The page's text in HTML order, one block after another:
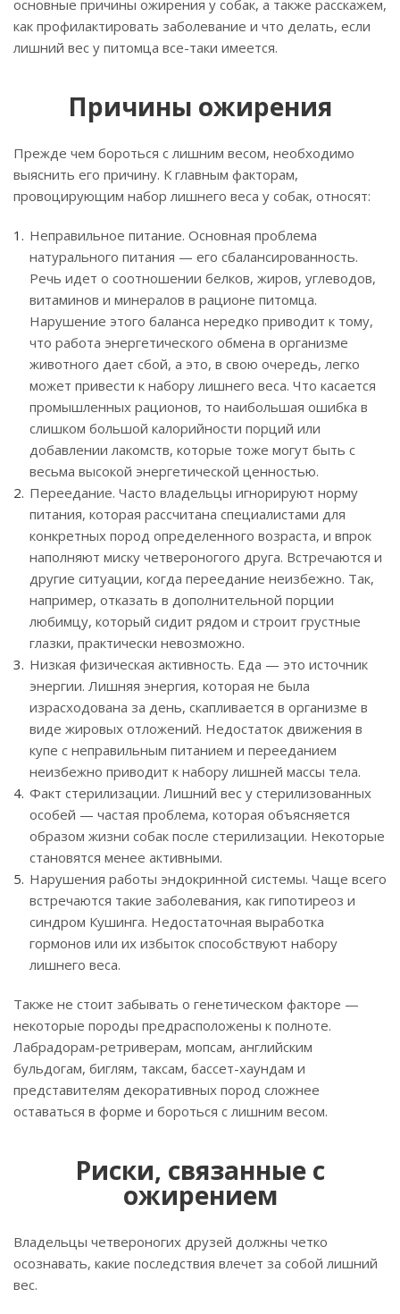
основные причины ожирения у собак, а также расскажем,
как профилактировать заболевание и что делать, если
лишний вес у питомца все-таки имеется.
Причины ожирения
Прежде чем бороться с лишним весом, необходимо
выяснить его причину. К главным факторам,
провоцирующим набор лишнего веса у собак, относят:
Неправильное питание. Основная проблема
натурального питания — его сбалансированность.
Речь идет о соотношении белков, жиров, углеводов,
витаминов и минералов в рационе питомца.
Нарушение этого баланса нередко приводит к тому,
что работа энергетического обмена в организме
животного дает сбой, а это, в свою очередь, легко
может привести к набору лишнего веса. Что касается
промышленных рационов, то наибольшая ошибка в
слишком большой калорийности порций или
добавлении лакомств, которые тоже могут быть с
весьма высокой энергетической ценностью.
Переедание. Часто владельцы игнорируют норму
питания, которая рассчитана специалистами для
конкретных пород определенного возраста, и впрок
наполняют миску четвероногого друга. Встречаются и
другие ситуации, когда переедание неизбежно. Так,
например, отказать в дополнительной порции
любимцу, который сидит рядом и строит грустные
глазки, практически невозможно.
Низкая физическая активность. Еда — это источник
энергии. Лишняя энергия, которая не была
израсходована за день, скапливается в организме в
виде жировых отложений. Недостаток движения в
купе с неправильным питанием и перееданием
неизбежно приводит к набору лишней массы тела.
Факт стерилизации. Лишний вес у стерилизованных
особей — частая проблема, которая объясняется
образом жизни собак после стерилизации. Некоторые
становятся менее активными.
Нарушения работы эндокринной системы. Чаще всего
встречаются такие заболевания, как гипотиреоз и
синдром Кушинга. Недостаточная выработка
гормонов или их избыток способствуют набору
лишнего веса.
Также не стоит забывать о генетическом факторе —
некоторые породы предрасположены к полноте.
Лабрадорам-ретриверам, мопсам, английским
бульдогам, биглям, таксам, бассет-хаундам и
представителям декоративных пород сложнее
оставаться в форме и бороться с лишним весом.
Риски, связанные с
ожирением
Владельцы четвероногих друзей должны четко
осознавать, какие последствия влечет за собой лишний
вес.